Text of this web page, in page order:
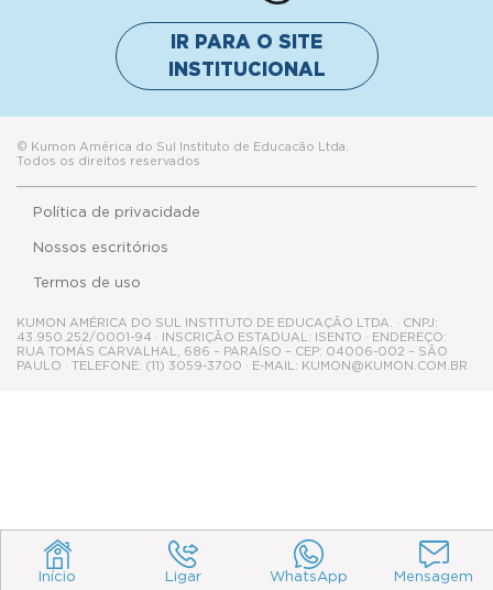
Início Ligar WhatsApp Mensagem
Todos os direitos reservados
Política de privacidade
Termos de uso
Nossos escritórios
KUMON AMÉRICA DO SUL INSTITUTO DE EDUCAÇÃO LTDA. · CNPJ:
43.950.252/0001-94 · INSCRIÇÃO ESTADUAL: ISENTO · ENDEREÇO:
RUA TOMÁS CARVALHAL, 686 – PARAÍSO – CEP: 04006-002 – SÃO